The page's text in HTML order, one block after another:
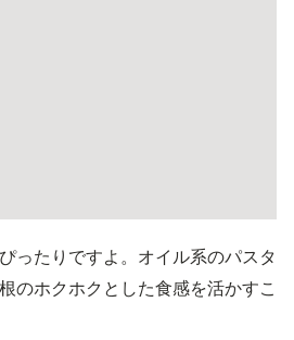
ったりですよ。オイル系のパスタ
のホクホクとした食感を活かすこ